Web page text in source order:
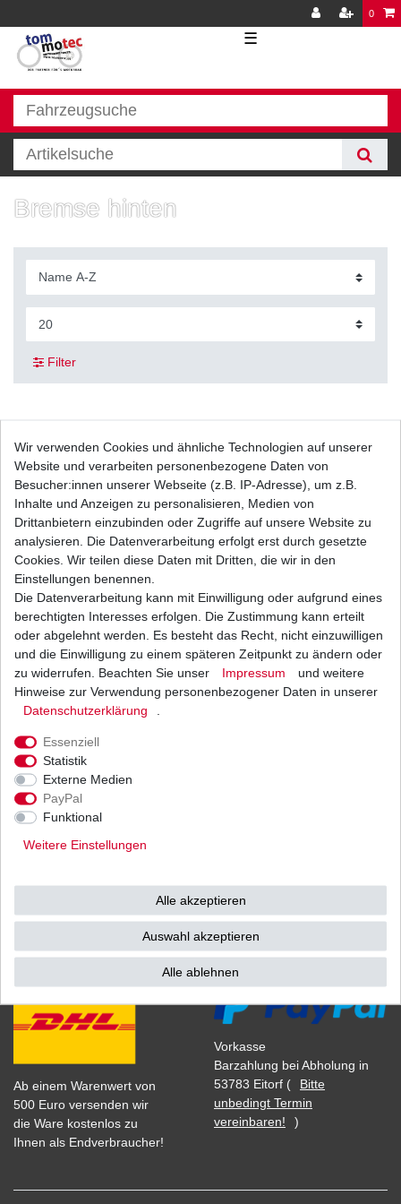
0
☰
Bremse hinten
Filter
Bremsbeläge EBC FA 083 HH FA083HH FA 83
HH FA83HH Sinter Bremsklötze
UVP 35,49 € 24,29 € *
| 24,29 € / Satz
inkl. ges. MwSt. Versandkosten
Bremsbeläge EBC FA 083 TT FA083TT Standard
UVP 25,36 € 17,36 € *
1 Satz | 17,36 € / Satz
inkl. ges. MwSt. zzgl.
Ab einem Warenwert von
500 Euro versenden wir
die Ware kostenlos zu
Ihnen als Endverbraucher!
Bezahlarten
Vorkasse
Barzahlung bei Abholung in
53783 Eitorf (
Bitte
unbedingt Termin
vereinbaren!
)
Wir verwenden Cookies und ähnliche Technologien auf unserer
Website und verarbeiten personenbezogene Daten von
Besucher:innen unserer Webseite (z.B. IP-Adresse), um z.B.
Inhalte und Anzeigen zu personalisieren, Medien von
Drittanbietern einzubinden oder Zugriffe auf unsere Website zu
analysieren. Die Datenverarbeitung erfolgt erst durch gesetzte
Cookies. Wir teilen diese Daten mit Dritten, die wir in den
Einstellungen benennen.
Die Datenverarbeitung kann mit Einwilligung oder aufgrund eines
berechtigten Interesses erfolgen. Die Zustimmung kann erteilt
oder abgelehnt werden. Es besteht das Recht, nicht einzuwilligen
und die Einwilligung zu einem späteren Zeitpunkt zu ändern oder
zu widerrufen. Beachten Sie unser
Impressum
und weitere
Hinweise zur Verwendung personenbezogener Daten in unserer
Daten­schutz­erklärung
Essenziell
Statistik
Externe Medien
PayPal
Funktional
Weitere Einstellungen
Alle akzeptieren
Auswahl akzeptieren
Alle ablehnen